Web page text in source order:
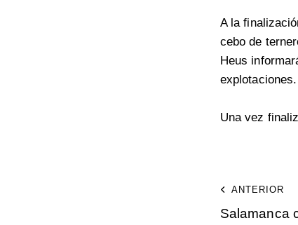
A la
cebo de
Heus
explotaciones.
Una vez
ANTERIOR
Salamanca